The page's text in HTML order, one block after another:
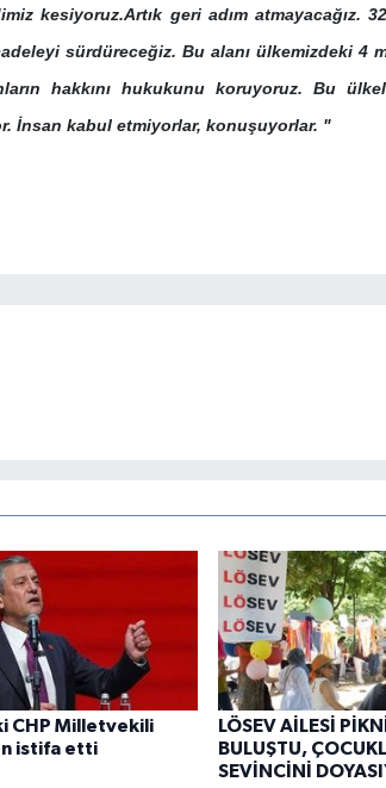
kesiyoruz.Artık geri adım atmayacağız.
sürdüreceğiz. Bu alanı ülkemizdeki 4
hakkını hukukunu koruyoruz. Bu
İnsan kabul etmiyorlar, konuşuyorlar. "
CHP Milletvekili
istifa etti
LÖSEV AİLESİ
BULUŞTU,
SEVİNCİNİ